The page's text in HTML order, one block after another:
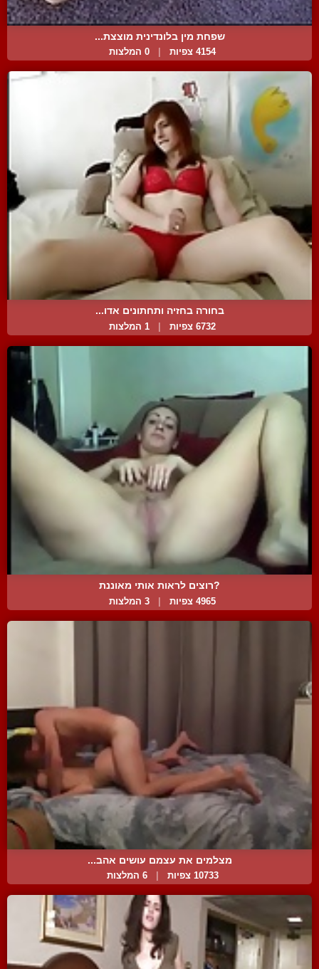
שפחת מין בלונדינית מוצצת...
4154 צפיות 0 המלצות
בחורה בחזיה ותחתונים אדו...
6732 צפיות 1 המלצות
?רוצים לראות אותי מאוננת
4965 צפיות | 3 המלצות
מצלמים את עצמם עושים אהב...
10733 צפיות 6 המלצות